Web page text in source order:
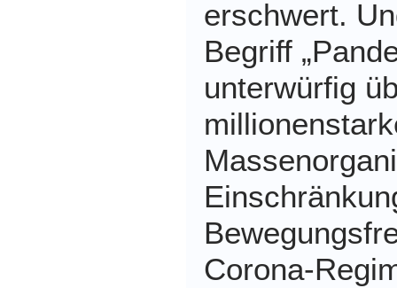
erschwert.
Begriff
unterwürfig
Corona-